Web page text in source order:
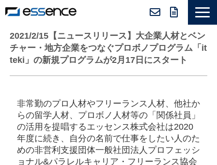
サービス紹介
ニュース＆トピックス
採用情報
セミナー＆コラム
2021/2/15【ニュースリリース】大企業人材とベン
チャー・地方企業をつなぐプロボノプログラム「it
teki」の新規プログラムが2月17日にスタート
非常勤のプロ人材やフリーランス人材、他社か
らの留学人材、プロボノ人材等の「関係社員」
の活用を提唱するエッセンス株式会社は2020
年度に続き、自分の名前で仕事をしたい人のた
めの非営利支援団体一般社団法人プロフェッシ
ョナル&パラレルキャリア・フリーランス協会